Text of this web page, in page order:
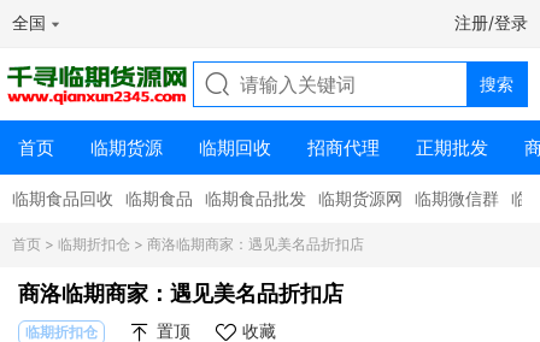
全国 注册/登录
首页 临期货源 临期回收 招商代理 正期批发
临期食品回收 临期食品 临期食品批发 临期货源网 临期微信群 临
首页 > 临期折扣仓 > 商洛临期商家：遇见美名品折扣店
商洛临期商家：遇见美名品折扣店
临期折扣仓 置顶 收藏